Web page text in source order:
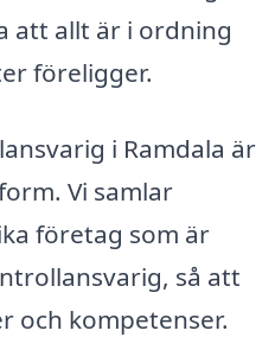
att allt är i ordning
föreligger.
i Ramdala är
Vi samlar
företag som är
så att
och kompetenser.